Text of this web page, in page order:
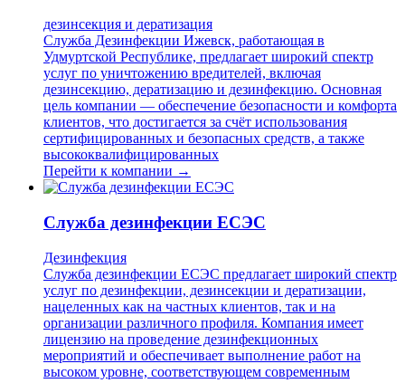
дезинсекция и дератизация
Служба Дезинфекции Ижевск, работающая в
Удмуртской Республике, предлагает широкий спектр
услуг по уничтожению вредителей, включая
дезинсекцию, дератизацию и дезинфекцию. Основная
цель компании — обеспечение безопасности и комфорта
клиентов, что достигается за счёт использования
сертифицированных и безопасных средств, а также
высококвалифицированных
Перейти к компании →
Служба дезинфекции ЕСЭС
Дезинфекция
Служба дезинфекции ЕСЭС предлагает широкий спектр
услуг по дезинфекции, дезинсекции и дератизации,
нацеленных как на частных клиентов, так и на
организации различного профиля. Компания имеет
лицензию на проведение дезинфекционных
мероприятий и обеспечивает выполнение работ на
высоком уровне, соответствующем современным